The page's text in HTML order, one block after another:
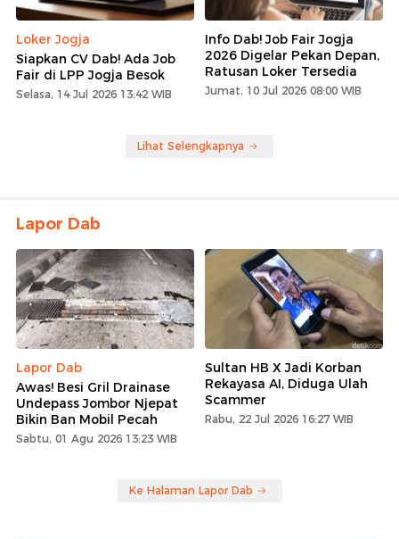
Loker Jogja
Siapkan CV Dab! Ada Job
Fair di LPP Jogja Besok
Selasa, 14 Jul 2026 13:42 WIB
Info Dab! Job Fair Jogja
2026 Digelar Pekan Depan,
Ratusan Loker Tersedia
Jumat, 10 Jul 2026 08:00 WIB
Lihat Selengkapnya
Lapor Dab
Lapor Dab
Awas! Besi Gril Drainase
Undepass Jombor Njepat
Bikin Ban Mobil Pecah
Sabtu, 01 Agu 2026 13:23 WIB
Sultan HB X Jadi Korban
Rekayasa AI, Diduga Ulah
Scammer
Rabu, 22 Jul 2026 16:27 WIB
Ke Halaman Lapor Dab